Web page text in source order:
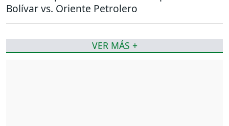
Bolívar vs. Oriente Petrolero
VER MÁS +